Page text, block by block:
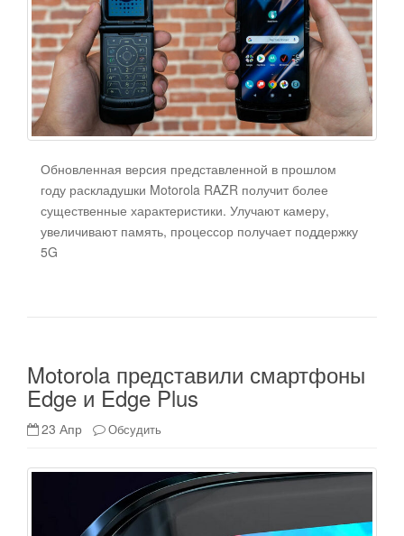
Обновленная версия представленной в прошлом
году раскладушки Motorola RAZR получит более
существенные характеристики. Улучают камеру,
увеличивают память, процессор получает поддержку
5G
Motorola представили смартфоны
Edge и Edge Plus
23 Апр Обсудить